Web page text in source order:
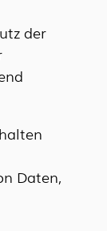
der
Daten,